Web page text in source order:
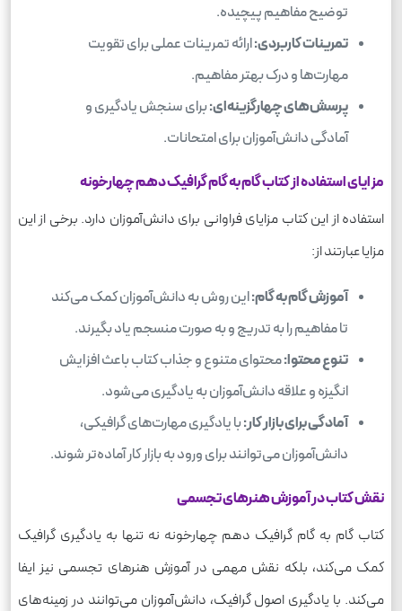
توضیح مفاهیم پیچیده.
تمرینات کاربردی:ارائه تمرینات عملی برای تقویت
مهارت‌ها و درک بهتر مفاهیم.
پرسش‌های چهارگزینه‌ای:برای سنجش یادگیری و
آمادگی دانش‌آموزان برای امتحانات.
مزایای استفاده از کتاب گام به گام گرافیک دهم چهارخونه
استفاده از این کتاب مزایای فراوانی برای دانش‌آموزان دارد. برخی از این
مزایا عبارتند از:
آموزش گام به گام:این روش به دانش‌آموزان کمک می‌کند
تا مفاهیم را به تدریج و به صورت منسجم یاد بگیرند.
تنوع محتوا:محتوای متنوع و جذاب کتاب باعث افزایش
انگیزه و علاقه دانش‌آموزان به یادگیری می‌شود.
آمادگی برای بازار کار:با یادگیری مهارت‌های گرافیکی،
دانش‌آموزان می‌توانند برای ورود به بازار کار آماده‌تر شوند.
نقش کتاب در آموزش هنرهای تجسمی
کتاب گام به گام گرافیک دهم چهارخونه نه تنها به یادگیری گرافیک
کمک می‌کند، بلکه نقش مهمی در آموزش هنرهای تجسمی نیز ایفا
می‌کند. با یادگیری اصول گرافیک، دانش‌آموزان می‌توانند در زمینه‌های